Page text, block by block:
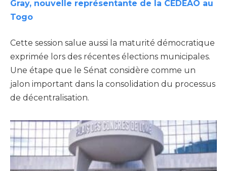
Gray, nouvelle représentante de la CEDEAO au
Togo
Cette session salue aussi la maturité démocratique
exprimée lors des récentes élections municipales.
Une étape que le Sénat considère comme un
jalon important dans la consolidation du processus
de décentralisation.